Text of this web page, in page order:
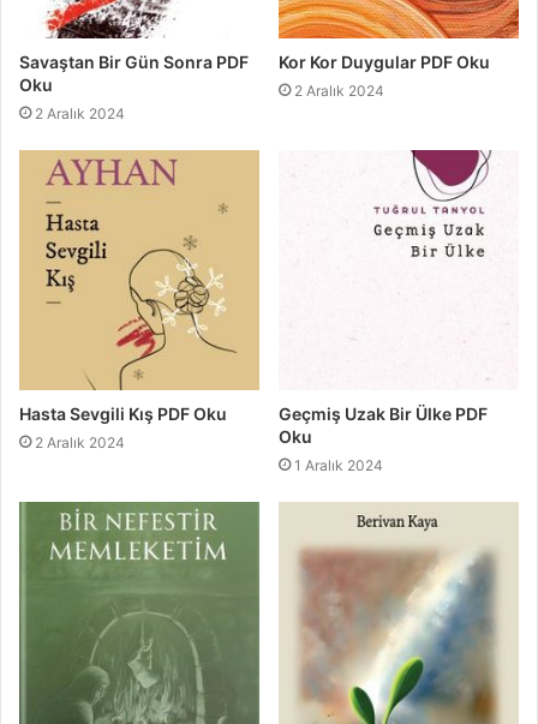
Savaştan Bir Gün Sonra PDF
Oku
2 Aralık 2024
Kor Kor Duygular PDF Oku
2 Aralık 2024
Hasta Sevgili Kış PDF Oku
2 Aralık 2024
Geçmiş Uzak Bir Ülke PDF
Oku
1 Aralık 2024